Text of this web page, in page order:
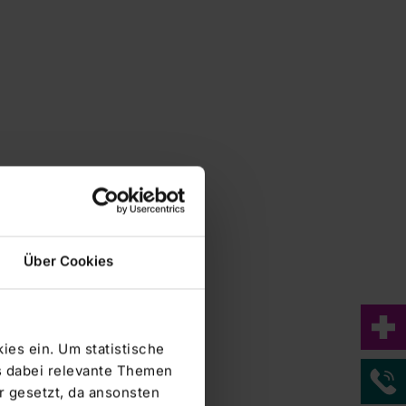
Über Cookies
ein. Um statistische
relevante Themen
gesetzt, da ansonstenKlinikum Frankfurt (Oder) GmbH